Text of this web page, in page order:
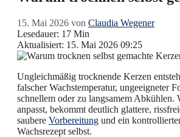
15. Mai 2026 von Claudia Wegener
Lesedauer: 17 Min
Aktualisiert: 15. Mai 2026 09:25
Ungleichmäßig trocknende Kerzen
falscher Wachstemperatur, ungeeigneter
schnellem oder zu langsamem Abkühlen.
anpasst, bekommt deutlich glattere,
saubere Vorbereitung und ein
Wachsrezept selbst.